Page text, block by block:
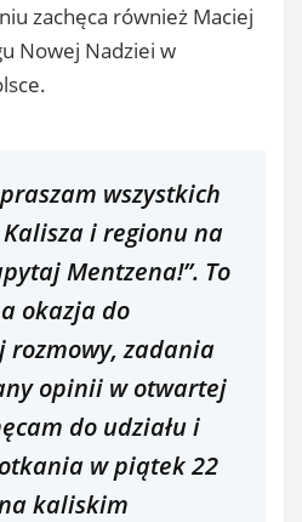
zachęca również Maciej
Nowej Nadziei w
wszystkich
i regionu na
Mentzena!”. To
okazja do
rozmowy, zadania
opinii w otwartej
do udziału i
w piątek 22
kaliskim